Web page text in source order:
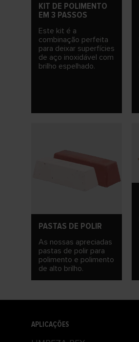
KIT DE POLIMENTO
EM 3 PASSOS
Este kit é a
combinação perfeita
para deixar superfícies
de aço inoxidável com
brilho espelhado.
PASTAS DE POLIR
As nossas apreciadas
pastas de polir para
polimento e polimento
de alto brilho.
APLICAÇÕES